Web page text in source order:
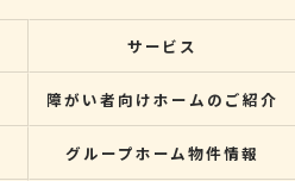
サービス
障がい者向けホームのご紹介
グループホーム物件情報